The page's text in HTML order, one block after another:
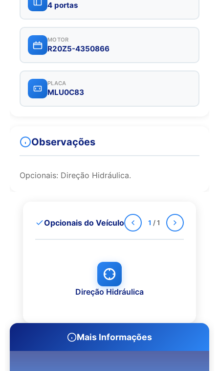
4 portas
MOTOR
R20Z5-4350866
PLACA
MLU0C83
Observações
Opcionais: Direção Hidráulica.
Mais Informações
Opcionais do Veículo 1 / 1
Direção Hidráulica